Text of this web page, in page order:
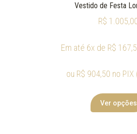
Vestido de Festa
R$
Em até 6x de R$
ou R$ 904,50 no PIX
Ver opções